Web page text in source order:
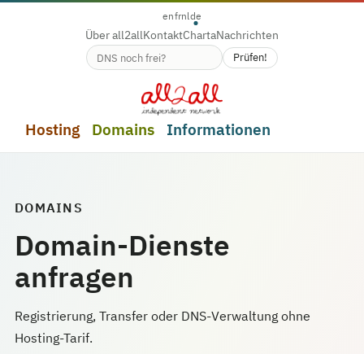
enfrnlde
Über all2allKontaktChartaNachrichten
Verfügbarkeit des Domainnamens
Prüfen!
Hosting Domains Informationen
DOMAINS
Domain-Dienste
anfragen
Registrierung, Transfer oder DNS-Verwaltung ohne
Hosting-Tarif.